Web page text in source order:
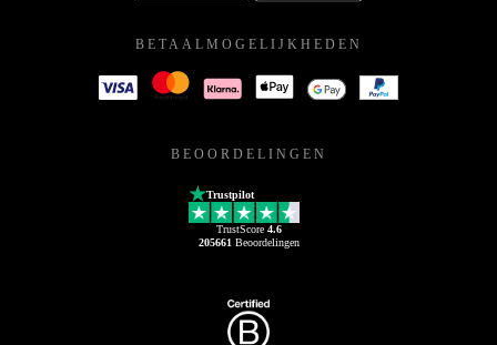
BETAALMOGELIJKHEDEN
BEOORDELINGEN
Trustpilot
TrustScore 4.6
205661 Beoordelingen